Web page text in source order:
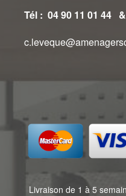
Tél : 04 90 11 01 44
Livraison de 1 à 5